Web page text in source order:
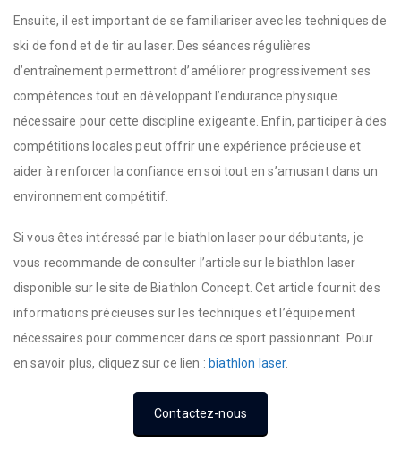
Ensuite, il est important de se familiariser avec les techniques de
ski de fond et de tir au laser. Des séances régulières
d’entraînement permettront d’améliorer progressivement ses
compétences tout en développant l’endurance physique
nécessaire pour cette discipline exigeante. Enfin, participer à des
compétitions locales peut offrir une expérience précieuse et
aider à renforcer la confiance en soi tout en s’amusant dans un
environnement compétitif.
Si vous êtes intéressé par le biathlon laser pour débutants, je
vous recommande de consulter l’article sur le biathlon laser
disponible sur le site de Biathlon Concept. Cet article fournit des
informations précieuses sur les techniques et l’équipement
nécessaires pour commencer dans ce sport passionnant. Pour
en savoir plus, cliquez sur ce lien : biathlon laser.
Contactez-nous